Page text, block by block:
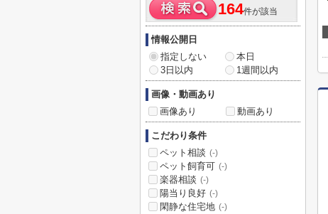
164件が該当
情報公開日
指定しない
本日
3日以内
1週間以内
画像・動画あり
画像あり
動画あり
こだわり条件
ペット相談 (-)
ペット飼育可 (-)
楽器相談 (-)
陽当り良好 (-)
閑静な住宅地 (-)